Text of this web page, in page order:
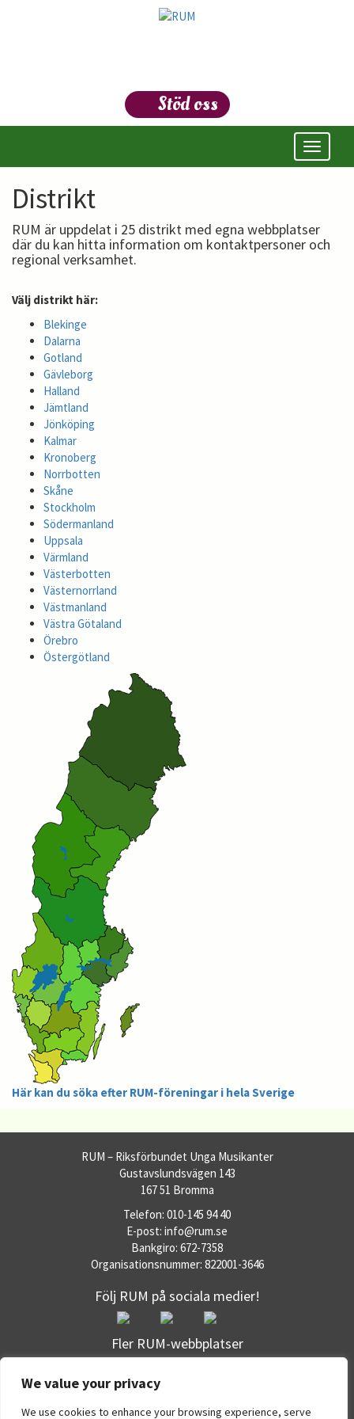
We value your privacy
We use cookies to enhance your browsing experience, serve
Stöd oss
Öppna/
meny
Distrikt
RUM är uppdelat i 25 distrikt med egna webbplatser
där du kan hitta information om kontaktpersoner och
regional verksamhet.
Välj distrikt här:
Blekinge
Dalarna
Gotland
Gävleborg
Halland
Jämtland
Jönköping
Kalmar
Kronoberg
Norrbotten
Skåne
Stockholm
Södermanland
Uppsala
Värmland
Västerbotten
Västernorrland
Västmanland
Västra Götaland
Örebro
Östergötland
Här kan du söka efter RUM-föreningar i hela Sverige
RUM – Riksförbundet Unga Musikanter
Gustavslundsvägen 143
167 51 Bromma
Telefon: 010-145 94 40
E-post: info@rum.se
Bankgiro: 672-7358
Organisationsnummer: 822001-3646
Följ RUM på sociala medier!
Fler RUM-webbplatser
Dataskyddspolicy